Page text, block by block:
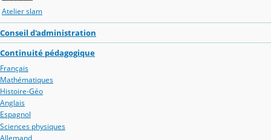
Atelier slam
Conseil d'administration
Continuité pédagogique
Français
Mathématiques
Histoire-Géo
Anglais
Espagnol
Sciences physiques
Allemand